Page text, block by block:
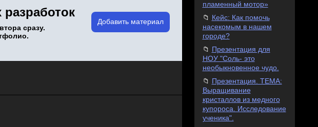
разработок
сразу.
Добавить материал
пламенный мотор»
Кейс: Как помочь
насекомым в нашем
городе?
Презентация для
НОУ "Соль- это
необыкновенное чудо.
Презентация. ТЕМА:
Выращивание
кристаллов из медного
купороса. Исследование
ученика".